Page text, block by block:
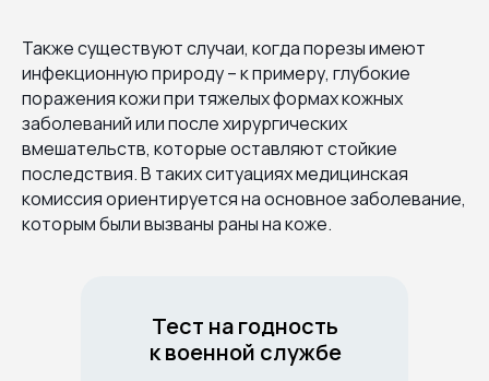
Также существуют случаи, когда порезы имеют
инфекционную природу – к примеру, глубокие
поражения кожи при тяжелых формах кожных
заболеваний или после хирургических
вмешательств, которые оставляют стойкие
последствия. В таких ситуациях медицинская
комиссия ориентируется на основное заболевание,
которым были вызваны раны на коже.
Тест на годность
к военной службе